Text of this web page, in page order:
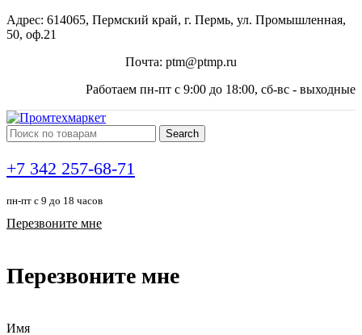
Адрес: 614065, Пермский край, г. Пермь, ул. Промышленная,
50, оф.21
Почта: ptm@ptmp.ru
Работаем пн-пт с 9:00 до 18:00, сб-вс - выходные
Search
+7 342 257-68-71
пн-пт с 9 до 18 часов
Перезвоните мне
Перезвоните мне
Имя